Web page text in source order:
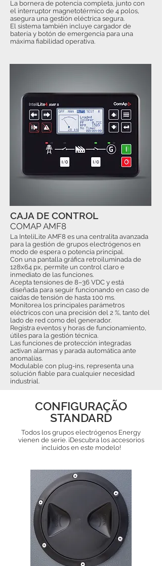
La bornera de potencia completa, junto con
el interruptor magnetotérmico de 4 polos,
asegura una gestión eléctrica segura.
El sistema también incluye cargador de
batería y botón de emergencia para una
máxima fiabilidad operativa.
La InteliLite AMF8 es una centralita avanzada
para la gestión de grupos electrógenos en
modo de espera o potencia principal.
Con una pantalla gráfica retroiluminada de
128x64 px, permite un control claro e
inmediato de las funciones.
Acepta tensiones de 8–36 VDC y está
diseñada para seguir funcionando en caso de
caídas de tensión de hasta 100 ms.
Monitorea los principales parámetros
eléctricos con una precisión del 2 %, tanto del
lado de red como del generador.
Registra eventos y horas de funcionamiento,
útiles para la gestión técnica.
Las funciones de protección integradas
activan alarmas y parada automática ante
anomalías.
Modulable con plug-ins, representa una
solución fiable para cualquier necesidad
industrial.
CAJA DE CONTROL
COMAP AMF8
CONFIGURAÇÃO
STANDARD
Todos los grupos electrógenos Energy
vienen de serie. ¡Descubra los accesorios
incluidos en este modelo!